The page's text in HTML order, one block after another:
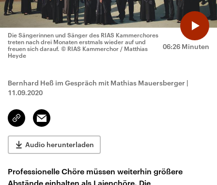
06:26 Minuten
Die Sängerinnen und Sänger des RIAS Kammerchores
treten nach drei Monaten erstmals wieder auf und
freuen sich darauf. © RIAS Kammerchor / Matthias
Heyde
Bernhard Heß im Gespräch mit Mathias Mauersberger |
11.09.2020
Link
kopieren/teilen
Email
Audio herunterladen
Professionelle Chöre müssen weiterhin größere
Abstände einhalten als Laienchöre. Die